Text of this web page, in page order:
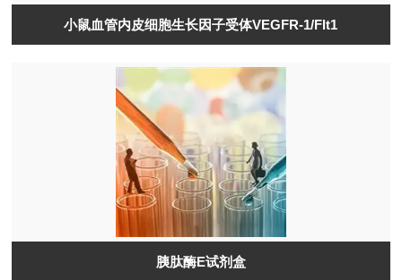
小鼠血管内皮细胞生长因子受体VEGFR-1/Flt1
胰肽酶E试剂盒​